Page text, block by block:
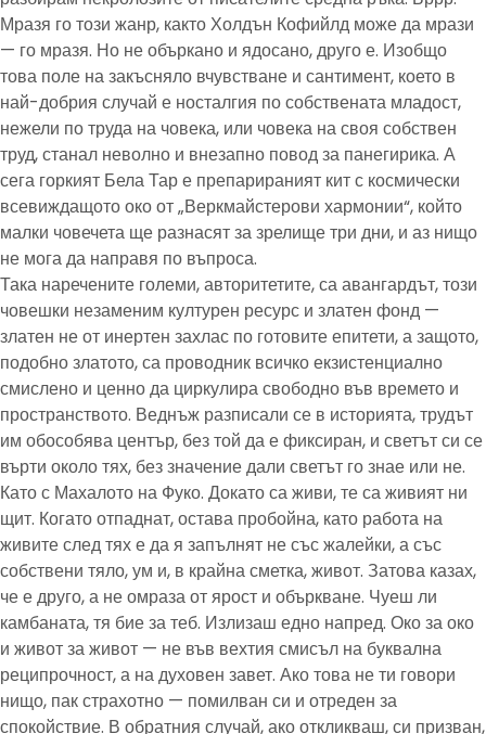
Мразя го този жанр, както Холдън Кофийлд може да мрази
— го мразя. Но не объркано и ядосано, друго е. Изобщо
това поле на закъсняло вчувстване и сантимент, което в
най-добрия случай е носталгия по собствената младост,
нежели по труда на човека, или човека на своя собствен
труд, станал неволно и внезапно повод за панегирика. А
сега горкият Бела Тар е препарираният кит с космически
всевиждащото око от „Веркмайстерови хармонии“, който
малки човечета ще разнасят за зрелище три дни, и аз нищо
не мога да направя по въпроса.
Така наречените големи, авторитетите, са авангардът, този
човешки незаменим културен ресурс и златен фонд —
златен не от инертен захлас по готовите епитети, а защото,
подобно златото, са проводник всичко екзистенциално
смислено и ценно да циркулира свободно във времето и
пространството. Веднъж разписали се в историята, трудът
им обособява център, без той да е фиксиран, и светът си се
върти около тях, без значение дали светът го знае или не.
Като с Махалото на Фуко. Докато са живи, те са живият ни
щит. Когато отпаднат, остава пробойна, като работа на
живите след тях е да я запълнят не със жалейки, а със
собствени тяло, ум и, в крайна сметка, живот. Затова казах,
че е друго, а не омраза от ярост и объркване. Чуеш ли
камбаната, тя бие за теб. Излизаш едно напред. Око за око
и живот за живот — не във вехтия смисъл на буквална
реципрочност, а на духовен завет. Ако това не ти говори
нищо, пак страхотно — помилван си и отреден за
спокойствие. В обратния случай, ако откликваш, си призван,